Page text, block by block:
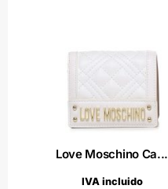
Love Moschino Ca...
IVA incluido